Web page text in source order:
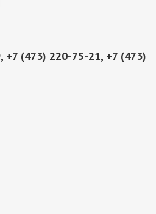
+7 (473) 220-75-21, +7 (473)